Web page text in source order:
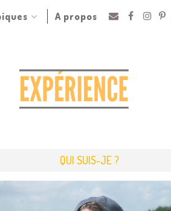
A propos
QUI SUIS-JE ?